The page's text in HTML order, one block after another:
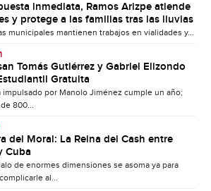
inmediata, Ramos Arizpe atiende
y protege a las familias tras las lluvias
municipales mantienen trabajos en vialidades y...
Tomás Gutiérrez y Gabriel Elizondo
Gratuita
impulsado por Manolo Jiménez cumple un año;
800...
del Moral: La Reina del Cash entre
Cuba
de enormes dimensiones se asoma ya para
al...